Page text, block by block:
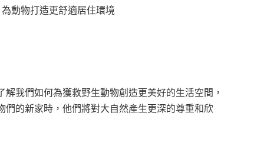
動物打造更舒適居住環境
我們如何為獲救野生動物創造更美好的生活空間，
的新家時，他們將對大自然產生更深的尊重和欣